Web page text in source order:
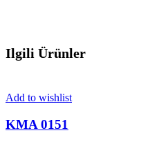
Ilgili Ürünler
Add to wishlist
KMA 0151